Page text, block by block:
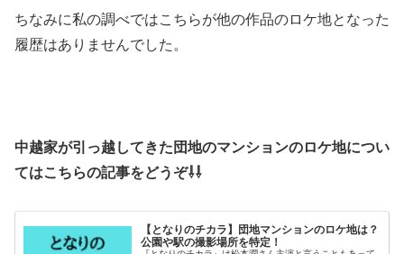
ちなみに私の調べではこちらが他の作品のロケ地となった
履歴はありませんでした。
中越家が引っ越してきた団地のマンションのロケ地につい
てはこちらの記事をどうぞ⇩⇩
【となりのチカラ】団地マンションのロケ地は？
公園や駅の撮影場所を特定！